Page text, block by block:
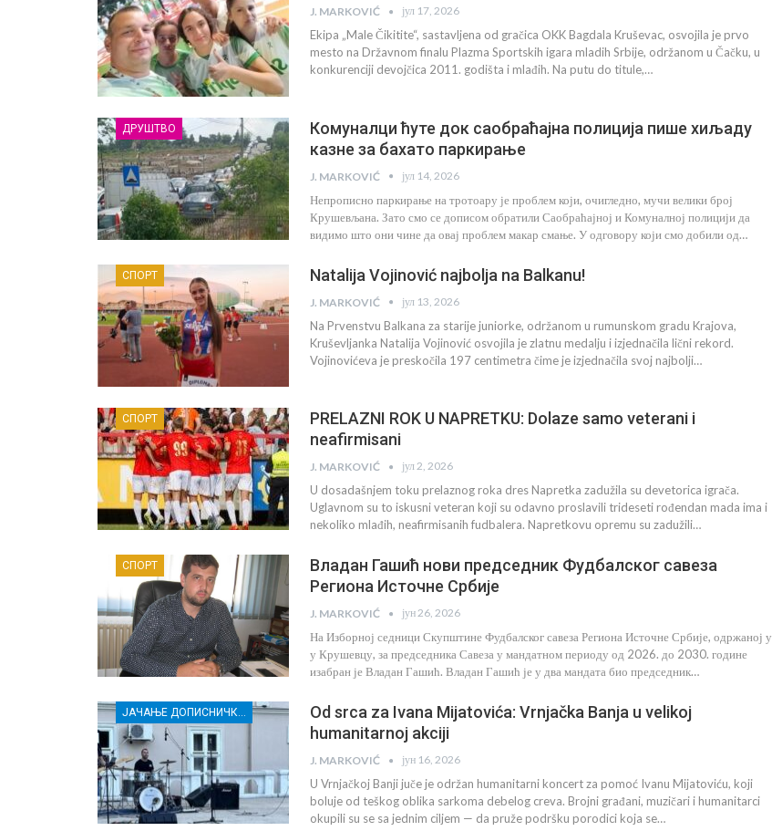
J. MARKOVIĆ јул 17, 2026
Ekipa „Male Čikitite“, sastavljena od gračica OKK Bagdala Kruševac, osvojila je prvo
mesto na Državnom finalu Plazma Sportskih igara mladih Srbije, održanom u Čačku, u
konkurenciji devojčica 2011. godišta i mlađih. Na putu do titule,…
ДРУШТВО
Комуналци ћуте док саобраћајна полиција пише хиљаду
казне за бахато паркирање
J. MARKOVIĆ јул 14, 2026
Непрописно паркирање на тротоару је проблем који, очигледно, мучи велики број
Крушевљана. Зато смо се дописом обратили Саобраћајној и Комуналној полицији да
видимо што они чине да овај проблем макар смање. У одговору који смо добили од…
СПОРТ Natalija Vojinović najbolja na Balkanu!
J. MARKOVIĆ јул 13, 2026
Na Prvenstvu Balkana za starije juniorke, održanom u rumunskom gradu Krajova,
Kruševljanka Natalija Vojinović osvojila je zlatnu medalju i izjednačila lični rekord.
Vojinovićeva je preskočila 197 centimetra čime je izjednačila svoj najbolji…
СПОРТ
PRELAZNI ROK U NAPRETKU: Dolaze samo veterani i
neafirmisani
J. MARKOVIĆ јул 2, 2026
U dosadašnjem toku prelaznog roka dres Napretka zadužila su devetorica igrača.
Uglavnom su to iskusni veteran koji su odavno proslavili trideseti rođendan mada ima i
nekoliko mlađih, neafirmisanih fudbalera. Napretkovu opremu su zadužili…
СПОРТ
Владан Гашић нови председник Фудбалског савеза
Региона Источне Србије
J. MARKOVIĆ јун 26, 2026
На Изборној седници Скупштине Фудбалског савеза Региона Источне Србије, одржаној у
у Крушевцу, за председника Савеза у мандатном периоду од 2026. до 2030. године
изабран је Владан Гашић. Владан Гашић је у два мандата био председник…
ЈАЧАЊЕ ДОПИСНИЧКЕ МРЕЖЕ НЕЗАВИСНИХ МЕДИЈА У РАСИНСКОМ ОКРУГУ
Od srca za Ivana Mijatovića: Vrnjačka Banja u velikoj
humanitarnoj akciji
J. MARKOVIĆ јун 16, 2026
U Vrnjačkoj Banji juče je održan humanitarni koncert za pomoć Ivanu Mijatoviću, koji
boluje od teškog oblika sarkoma debelog creva. Brojni građani, muzičari i humanitarci
okupili su se sa jednim ciljem — da pruže podršku porodici koja se…